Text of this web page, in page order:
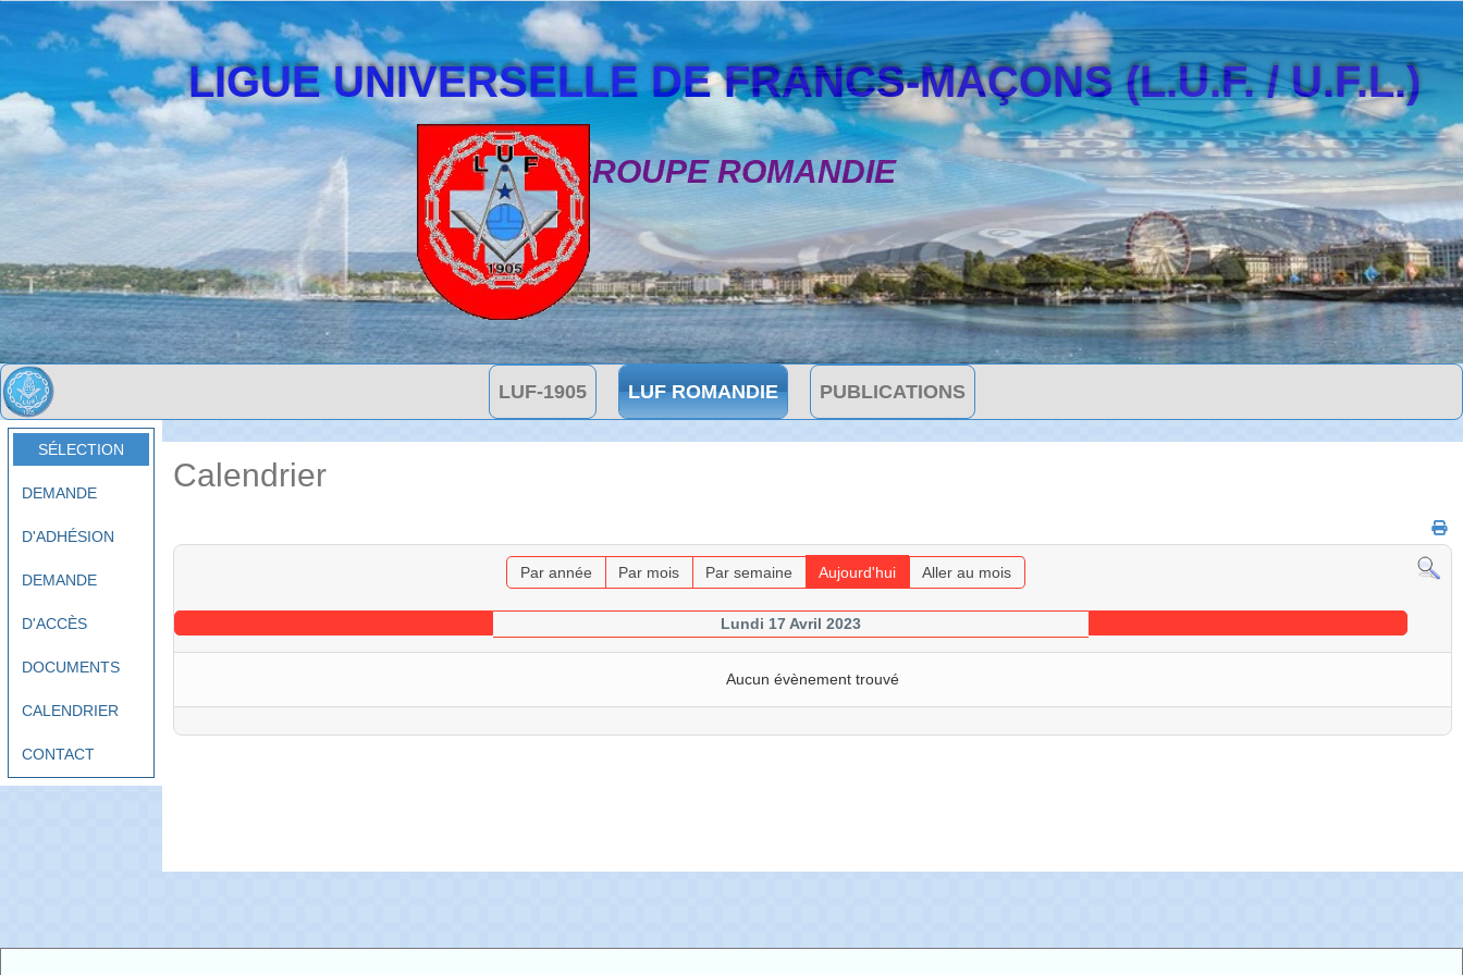
LIGUE UNIVERSELLE DE FRANCS-MAÇONS (L.U.F. / U.F.L.)
GROUPE ROMANDIE
LUF-1905 LUF ROMANDIE PUBLICATIONS
SÉLECTION
DEMANDE
D'ADHÉSION
DEMANDE
D'ACCÈS
DOCUMENTS
CALENDRIER
CONTACT
Calendrier
Par année Par mois Par semaine Aujourd'hui Aller au mois
Lundi 17 Avril 2023
Aucun évènement trouvé